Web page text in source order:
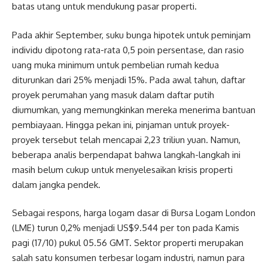
batas utang untuk mendukung pasar properti.
Pada akhir September, suku bunga hipotek untuk peminjam
individu dipotong rata-rata 0,5 poin persentase, dan rasio
uang muka minimum untuk pembelian rumah kedua
diturunkan dari 25% menjadi 15%. Pada awal tahun, daftar
proyek perumahan yang masuk dalam daftar putih
diumumkan, yang memungkinkan mereka menerima bantuan
pembiayaan. Hingga pekan ini, pinjaman untuk proyek-
proyek tersebut telah mencapai 2,23 triliun yuan. Namun,
beberapa analis berpendapat bahwa langkah-langkah ini
masih belum cukup untuk menyelesaikan krisis properti
dalam jangka pendek.
Sebagai respons, harga logam dasar di Bursa Logam London
(LME) turun 0,2% menjadi US$9.544 per ton pada Kamis
pagi (17/10) pukul 05.56 GMT. Sektor properti merupakan
salah satu konsumen terbesar logam industri, namun para